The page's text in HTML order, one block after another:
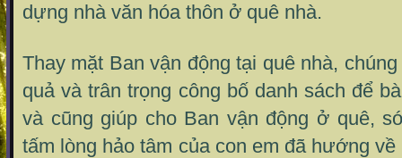
dựng nhà văn hóa thôn ở quê nhà.
Thay mặt Ban vận động tại quê nhà,
quả và trân trọng công bố danh sách để
và cũng giúp cho Ban vận động ở quê,
tấm lòng hảo tâm của con em đã hướng